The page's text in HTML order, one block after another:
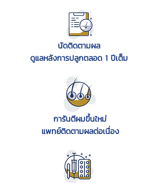
นัดติดตามผล
ดูแลหลังการปลูกตลอด 1 ปีเต็ม
การันตีผมขึ้นใหม่
แพทย์ติดตามผลต่อเนื่อง